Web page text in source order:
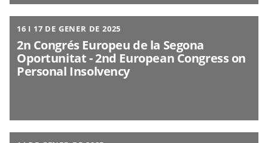
16 I 17 DE GENER DE 2025
2n Congrés Europeu de la Segona
Oportunitat - 2nd European Congress on
Personal Insolvency